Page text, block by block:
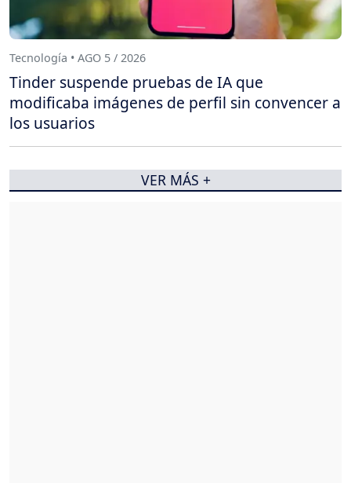
Tecnología • AGO 5 / 2026
Tinder suspende pruebas de IA que
modificaba imágenes de perfil sin convencer a
los usuarios
VER MÁS +